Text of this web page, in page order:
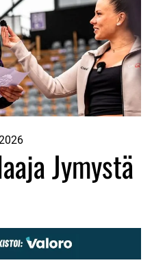
Jymystä